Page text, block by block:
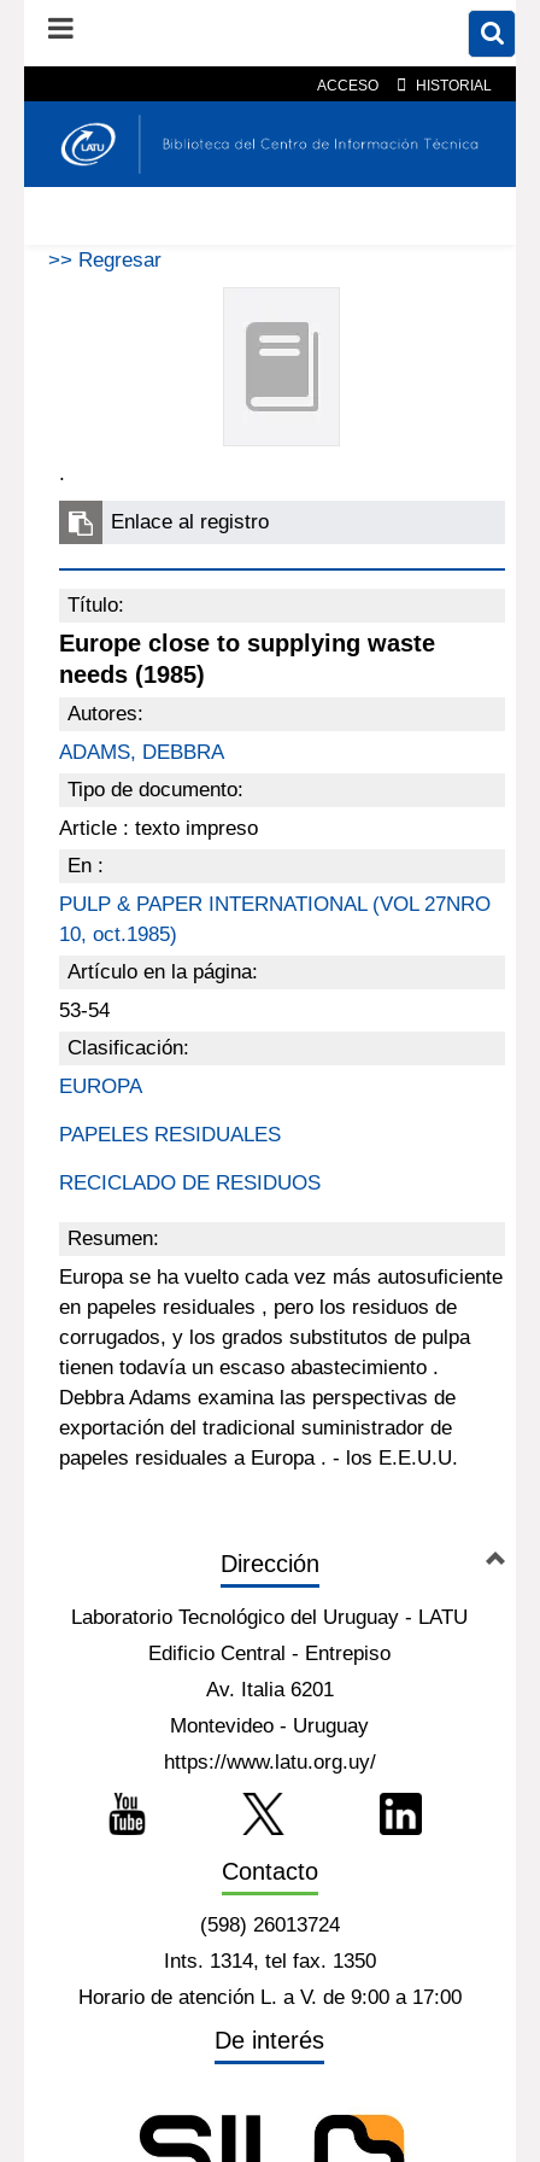
ACCESO HISTORIAL
En el catálogo En el sitio
>> Regresar
.
Enlace al registro
Título:
Europe close to supplying waste
needs (1985)
Autores:
ADAMS, DEBBRA
Tipo de documento:
Article : texto impreso
En :
PULP & PAPER INTERNATIONAL (VOL 27NRO
10, oct.1985)
Artículo en la página:
53-54
Clasificación:
EUROPA
PAPELES RESIDUALES
RECICLADO DE RESIDUOS
Resumen:
Europa se ha vuelto cada vez más autosuficiente
en papeles residuales , pero los residuos de
corrugados, y los grados substitutos de pulpa
tienen todavía un escaso abastecimiento .
Debbra Adams examina las perspectivas de
exportación del tradicional suministrador de
papeles residuales a Europa . - los E.E.U.U.
Dirección
Laboratorio Tecnológico del Uruguay - LATU
Edificio Central - Entrepiso
Av. Italia 6201
Montevideo - Uruguay
https://www.latu.org.uy/
Contacto
(598) 26013724
Ints. 1314, tel fax. 1350
Horario de atención L. a V. de 9:00 a 17:00
De interés